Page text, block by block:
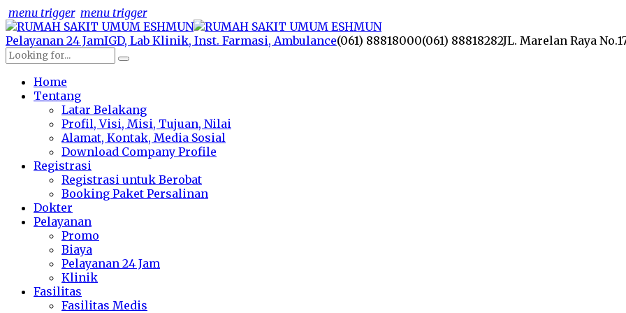
menu trigger menu trigger
Pelayanan 24 JamIGD, Lab Klinik, Inst. Farmasi, Ambulance(061) 88818000(061) 88818282JL. Marelan Raya
Home
Tentang
Latar Belakang
Profil, Visi, Misi, Tujuan, Nilai
Alamat, Kontak, Media Sosial
Download Company Profile
Registrasi
Registrasi untuk Berobat
Booking Paket Persalinan
Dokter
Pelayanan
Promo
Biaya
Pelayanan 24 Jam
Klinik
Fasilitas
Fasilitas Medis